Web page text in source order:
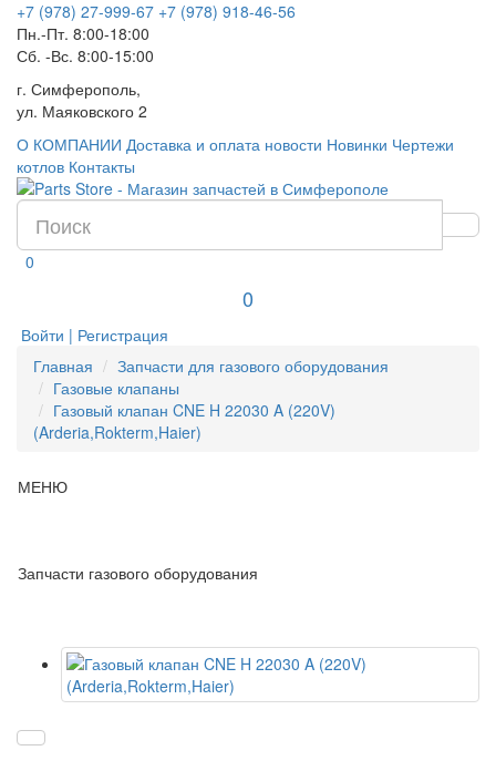
+7 (978) 27-999-67 +7 (978) 918-46-56
Пн.-Пт. 8:00-18:00
Сб. -Вс. 8:00-15:00
г. Симферополь,
ул. Маяковского 2
О КОМПАНИИ Доставка и оплата новости Новинки Чертежи
котлов Контакты
0
0
Войти | Регистрация
Главная
Запчасти для газового оборудования
Газовые клапаны
Газовый клапан CNE H 22030 A (220V)
(Arderia,Rokterm,Haier)
МЕНЮ
Запчасти газового оборудования